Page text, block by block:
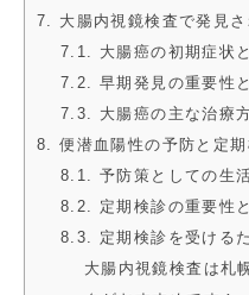
7. 大腸内視鏡検査で発見
7.1. 大腸癌の初期症状
7.2. 早期発見の重要性
7.3. 大腸癌の主な治療
8. 便潜血陽性の予防と定
8.1. 予防策としての生
8.2. 定期検診の重要性
8.3. 定期検診を受ける
大腸内視鏡検査は札